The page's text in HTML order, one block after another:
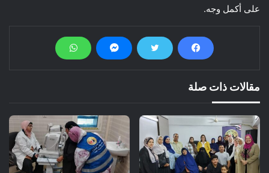
على أكمل وجه.
مقالات ذات صلة